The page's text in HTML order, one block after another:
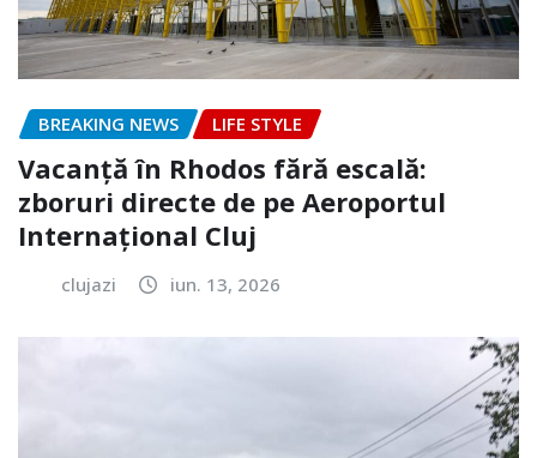
BREAKING NEWS LIFE STYLE
Vacanță în Rhodos fără escală:
zboruri directe de pe Aeroportul
Internațional Cluj
clujazi iun. 13, 2026